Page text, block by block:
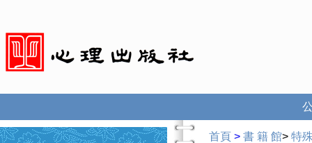
首頁 > 書 籍 館> 特